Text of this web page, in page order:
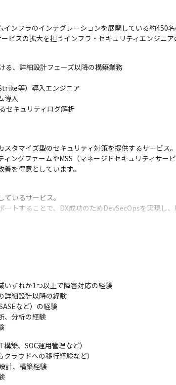
ンフラのインテグレーションを展開している約450名
ビスの拡大を担うインフラ・セキュリティエンジニア
る、詳細設計フェーズ以降の構築業務
等）導入エンジニア
導入
セキュリティログ解析
タマイズ型のセキュリティ対策を提供するサービス。
ングファームやMSS（マネージドセキュリティサー
を得意としています。
いるサービス。
トすることで、DX成功のためDevSecOpsを実現し
の利活用支援を担当しているサービス。
リティ製品導入における国内トップエンジニアを揃
と協業するプロジェクトもございます。
のご経験や、志向性を確認させていただきながら配属
があり、その場合は出向先の定める職種）
いずれか1つ以上で障害対応の経験
詳細設計以降の経験
など）の経験
、分析の経験
築、SOC運用管理など）
ラウドへの移行経験など）
計、構築経験